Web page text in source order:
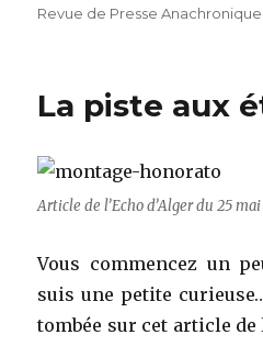
Revue de Presse Anachronique
La piste aux
Article de l’Echo d’Alger du 25 mai
Vous commencez un
suis une petite
tombée sur cet article de